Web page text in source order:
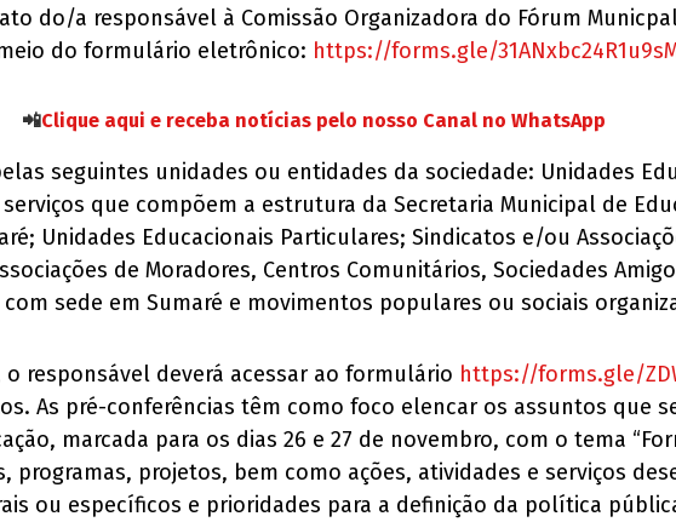
do/a responsável à Comissão Organizadora do Fórum
do formulário eletrônico: https://forms.gle/
📲Clique aqui e receba notícias pelo nosso Canal no WhatsApp
seguintes unidades ou entidades da sociedade: Unidades
que compõem a estrutura da Secretaria Municipal de
Unidades Educacionais Particulares; Sindicatos e/ou
de Moradores, Centros Comunitários, Sociedades
sede em Sumaré e movimentos populares ou sociais
o responsável deverá acessar ao formulário https://forms.gle/
As pré-conferências têm como foco elencar os assuntos que
marcada para os dias 26 e 27 de novembro, com o tema
programas, projetos, bem como ações, atividades e serviços
ou específicos e prioridades para a definição da política